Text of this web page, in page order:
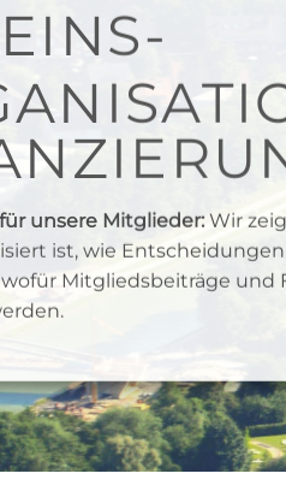
unsere Mitglieder: Wir
ist, wie
Mitgliedsbeiträge und